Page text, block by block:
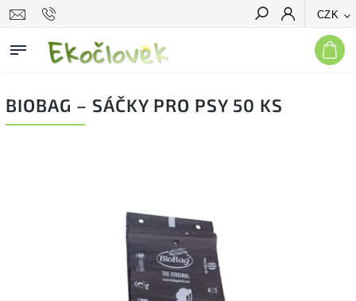
CZK
Hledat
BIOBAG – SÁČKY PRO PSY 50 KS